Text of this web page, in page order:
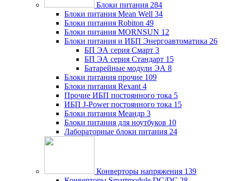
Блоки питания 284
Блоки питания Mean Well 34
Блоки питания Robiton 49
Блоки питания MORNSUN 12
Блоки питания и ИБП Энергоавтоматика 26
БП ЭА серия Смарт 3
БП ЭА серия Стандарт 15
Батарейные модули ЭА 8
Блоки питания прочие 109
Блоки питания Rexant 4
Прочие ИБП постоянного тока 5
ИБП J-Power постоянного тока 15
Блоки питания Меандр 3
Блоки питания для ноутбуков 10
Лабораторные блоки питания 24
Конверторы напряжения 139